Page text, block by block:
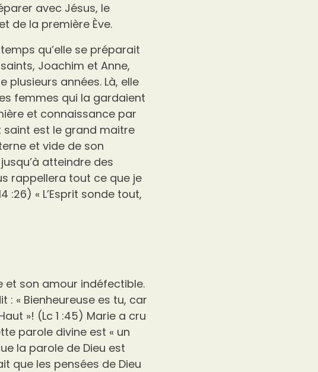
avec Jésus, le
de la première Ève.
qu’elle se préparait
Joachim et Anne,
plusieurs années. Là, elle
femmes qui la gardaient
et connaissance par
saint est le grand maitre
et vide de son
atteindre des
rappellera tout ce que je
:26) « L’Esprit sonde tout,
et son amour indéfectible.
: « Bienheureuse es tu, car
»! (Lc 1 :45) Marie a cru
parole divine est « un
la parole de Dieu est
que les pensées de Dieu